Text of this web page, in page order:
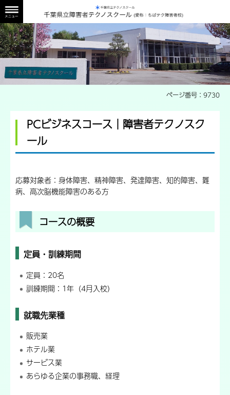
障害者校外観画像
ページ番号：9730
PCビジネスコース｜障害者テクノスク
ール
応募対象者：身体障害、精神障害、発達障害、知的障害、難
病、高次脳機能障害のある方
コースの概要
定員・訓練期間
定員：20名
訓練期間：1年（4月入校）
就職先業種
販売業
ホテル業
サービス業
あらゆる企業の事務職、経理